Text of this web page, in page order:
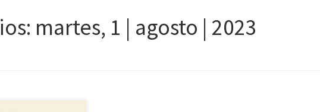
martes, 1 | agosto | 2023